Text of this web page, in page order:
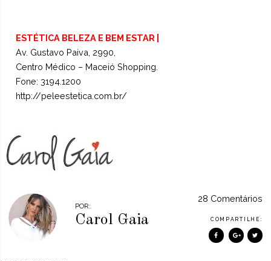
ESTÉTICA BELEZA E BEM ESTAR |
Av. Gustavo Paiva, 2990,
Centro Médico – Maceió Shopping.
Fone: 3194.1200
http://peleestetica.com.br/
POR:
Carol Gaia
28 Comentários
COMPARTILHE: